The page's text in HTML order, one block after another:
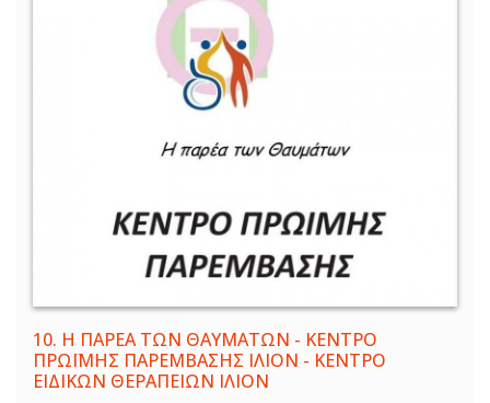
10. Η ΠΑΡΕΑ ΤΩΝ ΘΑΥΜΑΤΩΝ - ΚΕΝΤΡΟ
ΠΡΩΪΜΗΣ ΠΑΡΕΜΒΑΣΗΣ ΙΛΙΟΝ - ΚΕΝΤΡΟ
ΕΙΔΙΚΩΝ ΘΕΡΑΠΕΙΩΝ ΙΛΙΟΝ